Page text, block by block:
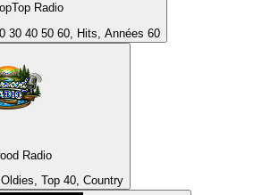
Radio
30 40 50 60, Hits, Années 60
Radio
Top 40, Country